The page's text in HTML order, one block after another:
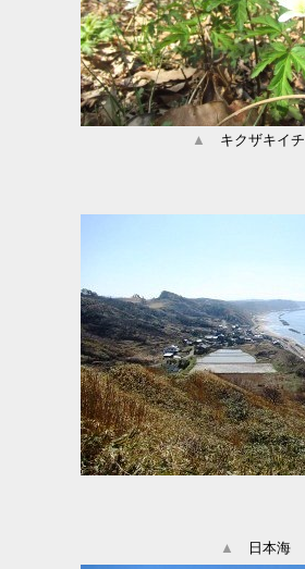
▲ キクザキイ
▲ 日本海